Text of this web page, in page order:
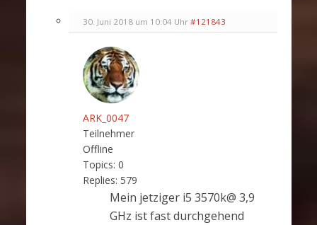
30. Juni 2018 um 10:04 Uhr #121843
ARK_0047
Teilnehmer
Offline
Topics: 0
Replies: 579
Mein jetziger i5 3570k@ 3,9
GHz ist fast durchgehend